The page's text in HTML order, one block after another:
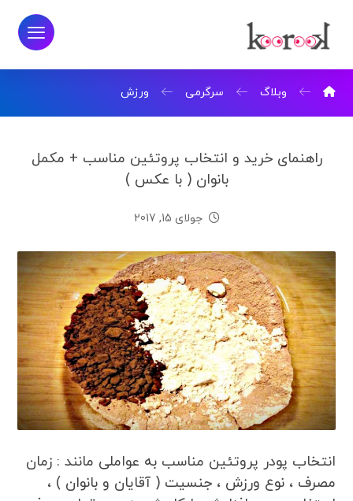
وبلاگ سرگرمی ورزش
راهنمای خرید و انتخاب پروتئین مناسب + مکمل
بانوان ( با عکس )
جولای 15, 2017
انتخاب پودر پروتئین مناسب به عواملی مانند : زمان
مصرف ، نوع ورزش ، جنسیت ( آقایان و بانوان ) ،